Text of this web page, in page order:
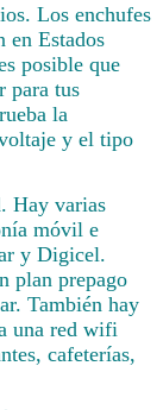
Los enchufes
en Estados
posible que
para tus
la
y el tipo
Hay varias
móvil e
y Digicel.
plan prepago
También hay
una red wifi
cafeterías,